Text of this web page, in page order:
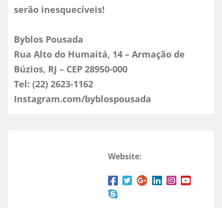
serão inesquecíveis!
Byblos Pousada
Rua Alto do Humaitá, 14 – Armação de
Búzios, RJ – CEP 28950-000
Tel: (22) 2623-1162
Instagram.com/byblospousada
Website: